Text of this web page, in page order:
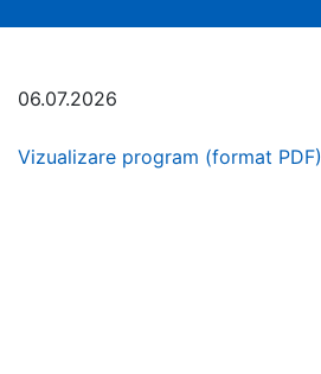
06.07.2026
Vizualizare program (format PDF)